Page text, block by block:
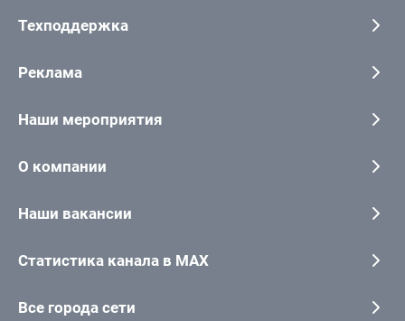
Техподдержка
Реклама
Наши мероприятия
О компании
Наши вакансии
Статистика канала в MAX
Все города сети